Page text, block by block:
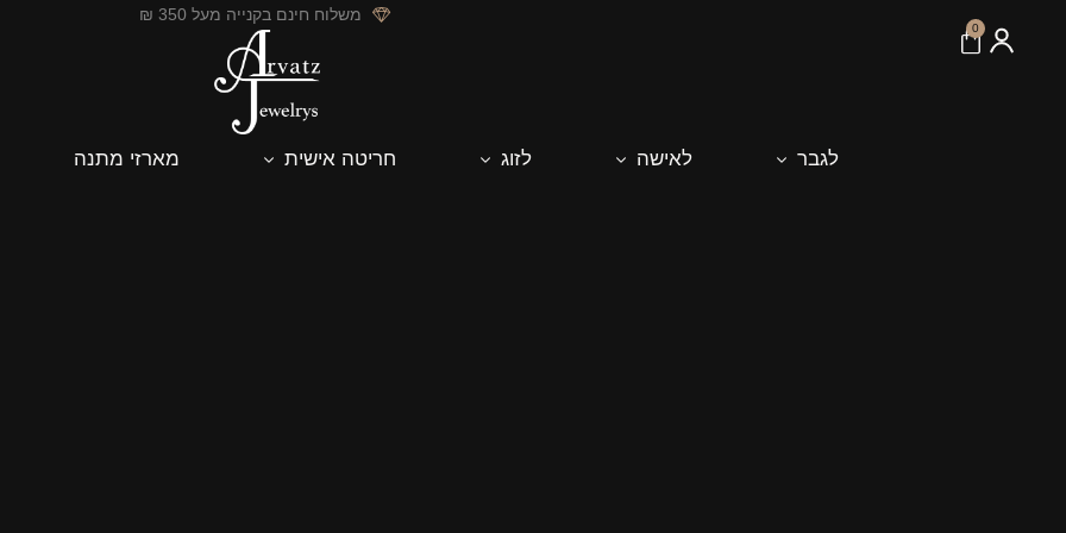
משלוח חינם בקנייה מעל 350 ₪
0
לגבר לאישה לזוג חריטה אישית מארזי מתנה